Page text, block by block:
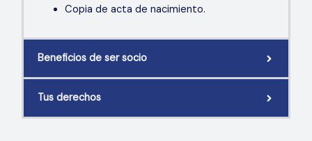
Copia de acta de nacimiento.
Beneficios de ser socio
Tus derechos